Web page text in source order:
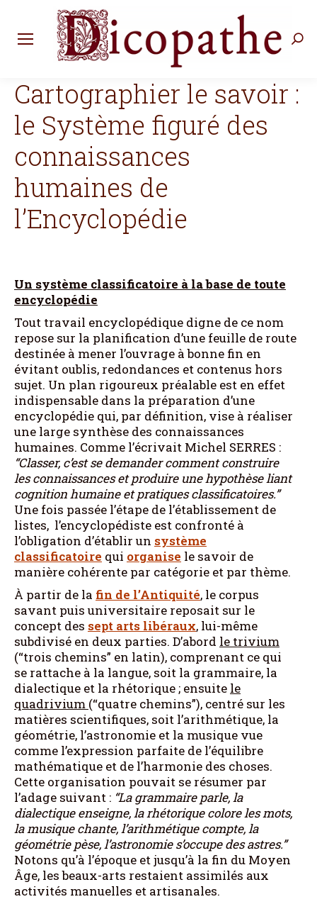
Cartographier le savoir :
le Système figuré des
connaissances
humaines de
l’Encyclopédie
Un système classificatoire à la base de toute
encyclopédie
Tout travail encyclopédique digne de ce nom
repose sur la planification d’une feuille de route
destinée à mener l’ouvrage à bonne fin en
évitant oublis, redondances et contenus hors
sujet. Un plan rigoureux préalable est en effet
indispensable dans la préparation d’une
encyclopédie qui, par définition, vise à réaliser
une large synthèse des connaissances
humaines. Comme l’écrivait Michel SERRES :
“Classer, c’est se demander comment construire
les connaissances et produire une hypothèse liant
cognition humaine et pratiques classificatoires.”
Une fois passée l’étape de l’établissement de
listes, l’encyclopédiste est confronté à
l’obligation d’établir un système
classificatoire qui organise le savoir de
manière cohérente par catégorie et par thème.
À partir de la fin de l’Antiquité, le corpus
savant puis universitaire reposait sur le
concept des sept arts libéraux, lui-même
subdivisé en deux parties. D’abord le trivium
(“trois chemins” en latin), comprenant ce qui
se rattache à la langue, soit la grammaire, la
dialectique et la rhétorique ; ensuite le
quadrivium (“quatre chemins”), centré sur les
matières scientifiques, soit l’arithmétique, la
géométrie, l’astronomie et la musique vue
comme l’expression parfaite de l’équilibre
mathématique et de l’harmonie des choses.
Cette organisation pouvait se résumer par
l’adage suivant : “La grammaire parle, la
dialectique enseigne, la rhétorique colore les mots,
la musique chante, l’arithmétique compte, la
géométrie pèse, l’astronomie s’occupe des astres.”
Notons qu’à l’époque et jusqu’à la fin du Moyen
Âge, les beaux-arts restaient assimilés aux
activités manuelles et artisanales.